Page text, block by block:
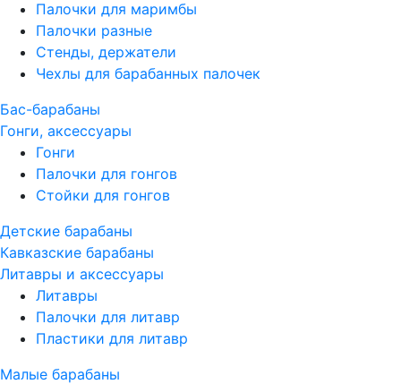
Палочки для маримбы
Палочки разные
Стенды, держатели
Чехлы для барабанных палочек
Бас-барабаны
Гонги, аксессуары
Гонги
Палочки для гонгов
Стойки для гонгов
Детские барабаны
Кавказские барабаны
Литавры и аксессуары
Литавры
Палочки для литавр
Пластики для литавр
Малые барабаны